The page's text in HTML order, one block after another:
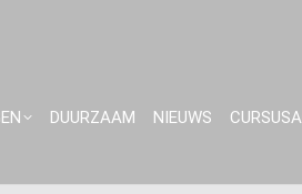
DUURZAAM NIEUWS